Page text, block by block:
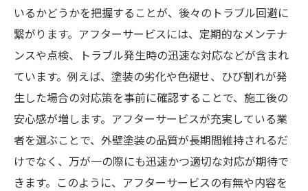
いるかどうかを把握することが、後々のトラブル回避に
繋がります。アフターサービスには、定期的なメンテナ
ンスや点検、トラブル発生時の迅速な対応などが含まれ
ています。例えば、塗装の劣化や色褪せ、ひび割れが発
生した場合の対応策を事前に確認することで、施工後の
安心感が増します。アフターサービスが充実している業
者を選ぶことで、外壁塗装の品質が長期間維持されるだ
けでなく、万が一の際にも迅速かつ適切な対応が期待で
きます。このように、アフターサービスの有無や内容を